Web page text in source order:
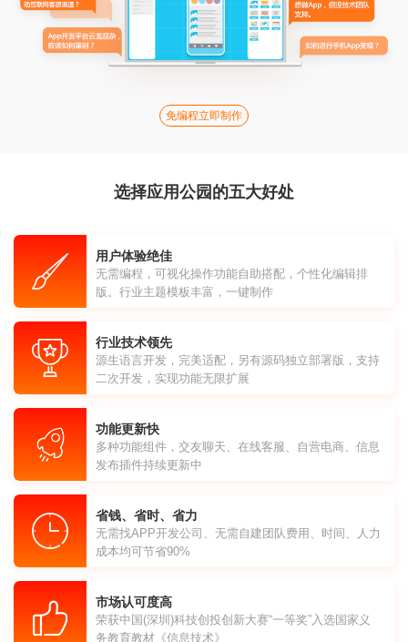
免编程立即制作
选择应用公园的五大好处
用户体验绝佳
无需编程，可视化操作功能自助搭配，个性化编辑排
版。行业主题模板丰富，一键制作
行业技术领先
源生语言开发，完美适配，另有源码独立部署版，支持
二次开发，实现功能无限扩展
功能更新快
多种功能组件，交友聊天、在线客服、自营电商、信息
发布插件持续更新中
省钱、省时、省力
无需找APP开发公司、无需自建团队费用、时间、人力
成本均可节省90%
市场认可度高
荣获中国(深圳)科技创投创新大赛“一等奖”入选国家义
务教育教材《信息技术》